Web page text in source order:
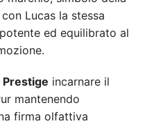
Lucas la stessa
ed equilibrato al
incarnare il
mantenendo
firma olfattiva